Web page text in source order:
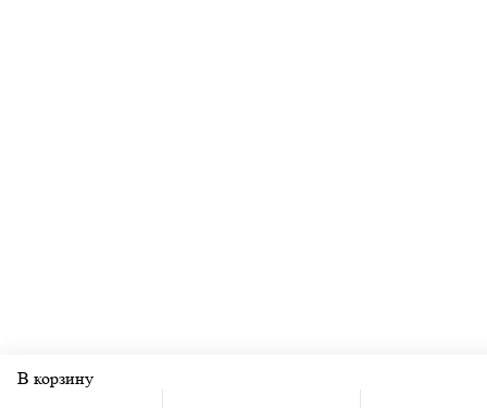
В корзину